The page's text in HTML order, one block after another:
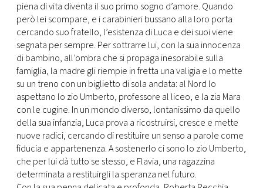
piena di vita diventa il suo primo sogno d’amore. Quando
però lei scompare, e i carabinieri bussano alla loro porta
cercando suo fratello, l’esistenza di Luca e dei suoi viene
segnata per sempre. Per sottrarre lui, con la sua innocenza
di bambino, all’ombra che si propaga inesorabile sulla
famiglia, la madre gli riempie in fretta una valigia e lo mette
su un treno con un biglietto di sola andata: al Nord lo
aspettano lo zio Umberto, professore al liceo, e la zia Mara
con le cugine. In un mondo diverso, lontanissimo da quello
della sua infanzia, Luca prova a ricostruirsi, cresce e mette
nuove radici, cercando di restituire un senso a parole come
fiducia e appartenenza. A sostenerlo ci sono lo zio Umberto,
che per lui dà tutto se stesso, e Flavia, una ragazzina
determinata a restituirgli la speranza nel futuro.